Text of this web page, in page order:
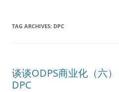
TAG ARCHIVES: DPC
谈谈ODPS商业化（六
DPC